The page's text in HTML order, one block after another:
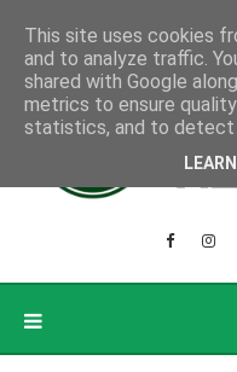
This site uses cookies
and to analyze traffic.
shared with Google
metrics to ensure
statistics, and to detect